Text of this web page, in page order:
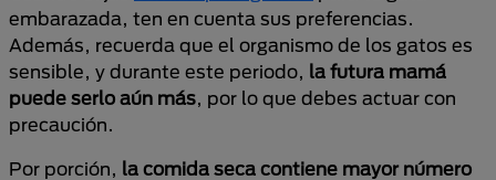
embarazada, ten en cuenta sus preferencias.
Además, recuerda que el organismo de los gatos es
sensible, y durante este periodo, la futura mamá
puede serlo aún más, por lo que debes actuar con
precaución.
Por porción, la comida seca contiene mayor número